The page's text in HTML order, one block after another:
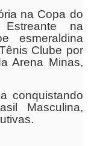
na Copa do
na
esmeraldina
Clube por
Arena Minas,
conquistando
Masculina,